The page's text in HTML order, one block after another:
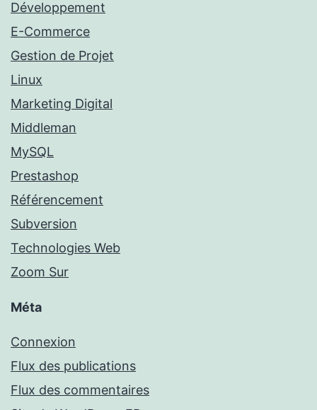
Développement
E-Commerce
Gestion de Projet
Linux
Marketing Digital
Middleman
MySQL
Prestashop
Référencement
Subversion
Technologies Web
Zoom Sur
Méta
Connexion
Flux des publications
Flux des commentaires